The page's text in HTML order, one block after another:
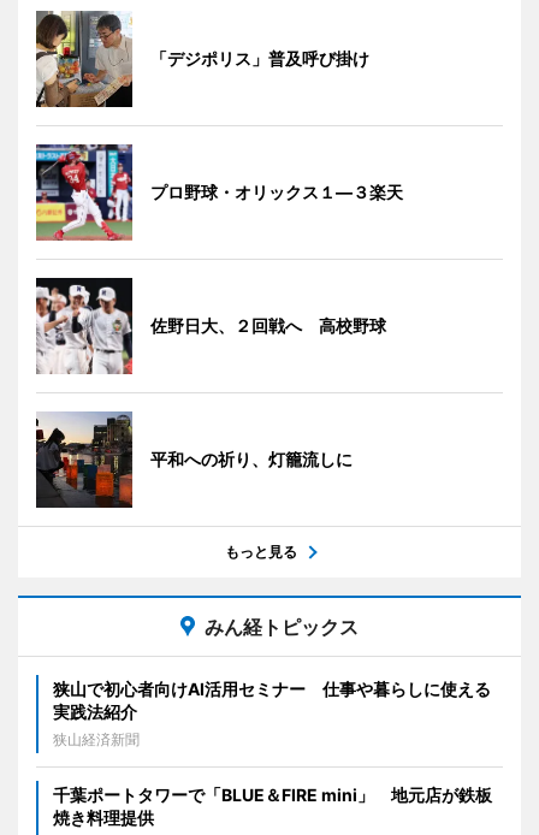
「デジポリス」普及呼び掛け
プロ野球・オリックス１―３楽天
佐野日大、２回戦へ 高校野球
平和への祈り、灯籠流しに
もっと見る
みん経トピックス
狭山で初心者向けAI活用セミナー 仕事や暮らしに使える
実践法紹介
狭山経済新聞
千葉ポートタワーで「BLUE＆FIRE mini」 地元店が鉄板
焼き料理提供